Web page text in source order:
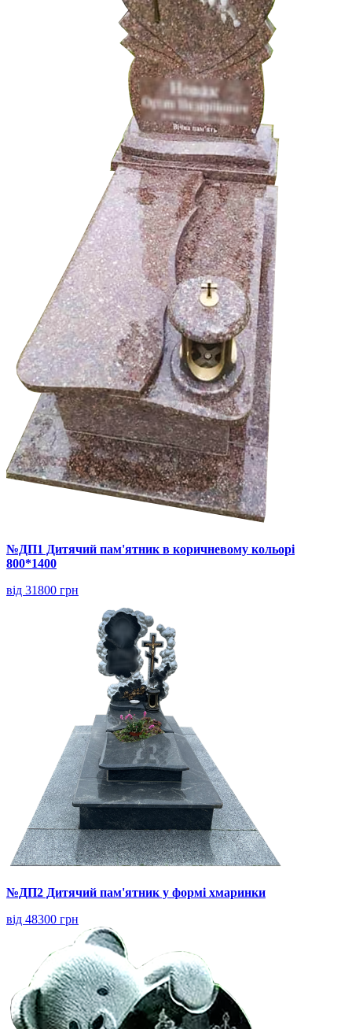
№ДП1 Дитячий пам'ятник в коричневому кольорі
800*1400
від 31800 грн
№ДП2 Дитячий пам'ятник у формі хмаринки
від 48300 грн